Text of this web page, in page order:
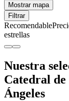
Mostrar mapa
Filtrar
Recomendable
estrellas
Nuestra
Catedral de
Ángeles